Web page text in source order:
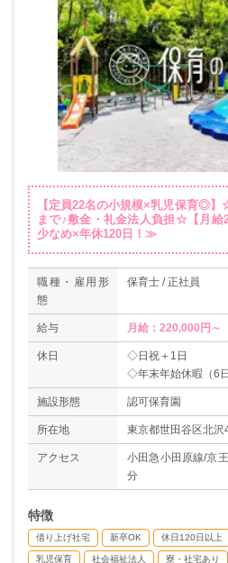
【定員22名の小規模×乳児保育◎
まで♪敷金・礼金法人負担☆【月
少なめ×年休120日！≫
職種・雇用形
態
保育士 / 正社員
給与 月給：220,000円～
休日
◇日祝＋1日
◇年末年始休暇（6日
◇特別休暇5日×2
能）
◇有給休暇
＊年間休日数120日
施設形態 認可保育園
所在地 東京都世田谷区北沢
アクセス
小田急小田原線/京
分
特徴
借り上げ社宅 新卒OK 休日120日以上
乳児保育 社会福祉法人 寮・社宅あり